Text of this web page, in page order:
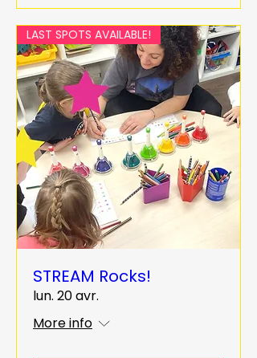
LAST SPOTS AVAILABLE!
STREAM Rocks!
lun. 20 avr.
More info